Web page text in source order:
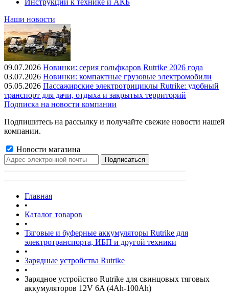
Инструкции к технике и АКБ
Наши новости
09.07.2026 Новинки: серия гольфкаров Rutrike 2026 года
03.07.2026 Новинки: компактные грузовые электромобили
05.05.2026 Пассажирские электротрициклы Rutrike: удобный
транспорт для дачи, отдыха и закрытых территорий
Подписка на новости компании
Подпишитесь на рассылку и получайте свежие новости нашей
компании.
Новости магазина
Главная
•
Каталог товаров
•
Тяговые и буферные аккумуляторы Rutrike для
электротранспорта, ИБП и другой техники
•
Зарядные устройства Rutrike
•
Зарядное устройство Rutrike для свинцовых тяговых
аккумуляторов 12V 6A (4Ah-100Ah)